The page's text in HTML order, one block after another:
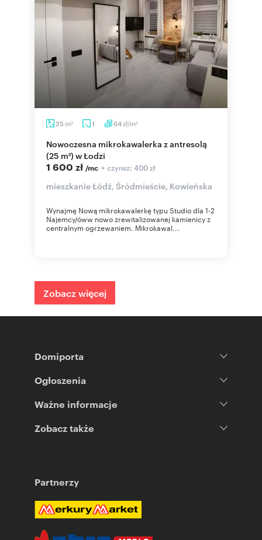
25 m2 1 64zł/m2
Nowoczesna mikrokawalerka z antresolą
(25 m²) w Łodzi
1 600 zł /mc + czynsz: 400 zł
mieszkanie Łódź, Śródmieście, Kowieńska
Wynajmę Nową mikrokawalerkę typu Studio dla 1-2
Najemcy/óww nowo zrewitalizowanej kamienicy z
centralnym ogrzewaniem. Mikrokawal...
Zobacz więcej
Domiporta
Ogłoszenia
Ważne informacje
Zobacz także
Partnerzy